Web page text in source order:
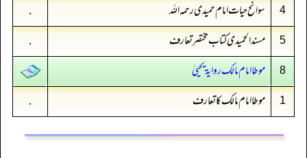
4 سوانح حیات امام حمیدی رحمہ اللہ .
5 مسند الحمیدی کتاب مختصر تعارف .
8 موطا امام مالك رواية يحييٰ
1 موطا امام مالک کا تعارف .